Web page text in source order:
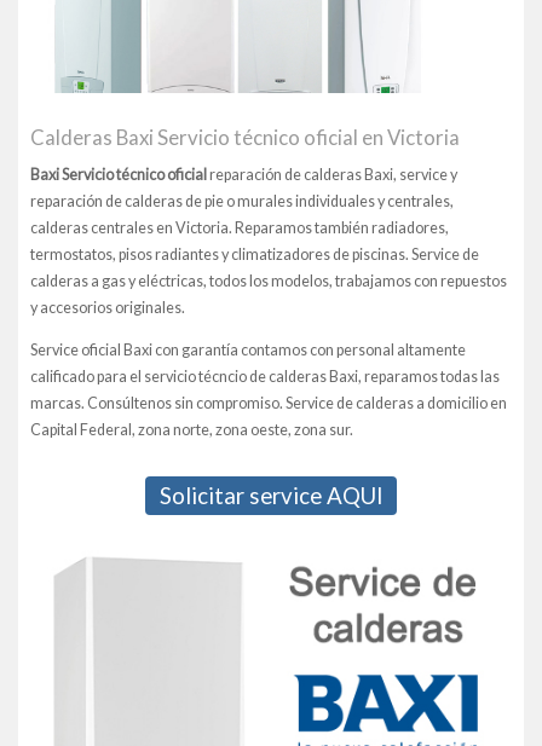
Calderas Baxi Servicio técnico oficial en Victoria
Baxi Servicio técnico oficialreparación de calderas Baxi, service y
reparación de calderas de pie o murales individuales y centrales,
calderas centrales en Victoria. Reparamos también radiadores,
termostatos, pisos radiantes y climatizadores de piscinas. Service de
calderas a gas y eléctricas, todos los modelos, trabajamos con repuestos
y accesorios originales.
Service oficial Baxi con garantía contamos con personal altamente
calificado para el servicio técncio de calderas Baxi, reparamos todas las
marcas. Consúltenos sin compromiso. Service de calderas a domicilio en
Capital Federal, zona norte, zona oeste, zona sur.
Solicitar service AQUI